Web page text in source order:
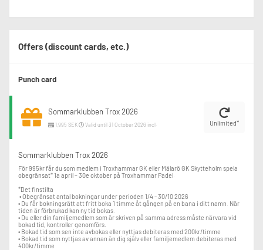
Offers (discount cards, etc.)
Punch card
Unlimited*
Sommarklubben Trox 2026
1,995 SEK Valid until 31 October 2026 incl.
Sommarklubben Trox 2026
För 995kr får du som medlem i Troxhammar GK eller Mälarö GK Skytteholm spela
obegränsat* 1a april – 30e oktober på Troxhammar Padel.
*Det finstilta
• Du får bokningsrätt att fritt boka 1 timme åt gången på en bana i ditt namn. När
tiden är förbrukad kan ny tid bokas.
• Du eller din familjemedlem som är skriven på samma adress måste närvara vid
bokad tid, kontroller genomförs.
• Bokad tid som sen inte avbokas eller nyttjas debiteras med 200kr/timme
• Bokad tid som nyttjas av annan än dig själv eller familjemedlem debiteras med
400kr/timme